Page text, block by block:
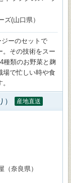
ズ(山口県）
ーのセットで
。その技術をスー
種類のお野菜と麹
場で忙しい時や食
産地直送
（奈良県）